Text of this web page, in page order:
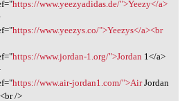
www
https://www.yeezyadidas.de/">Yeezy</a>
https://www.yeezys.co/">Yeezys</a><br
https://www.jordan-1.org/">Jordan 1</a>
https://www.air-jordan1.com/">AirJordan
/>